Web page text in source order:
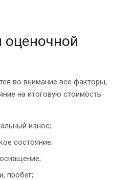
оценочной
во внимание все факторы,
на итоговую стоимость
износ;
состояние;
пробег;